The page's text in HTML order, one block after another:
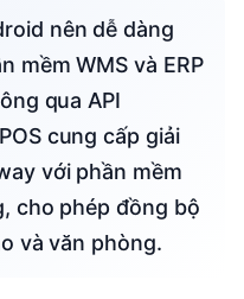
mềm WMS và ERP
qua API
cung cấp giải
với phần mềm
cho phép đồng bộ
và văn phòng.